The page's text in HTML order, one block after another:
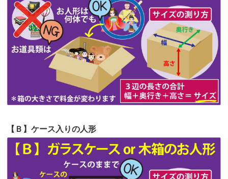
てくださる...
第62回人形供養祭令和5年6月21日(水)
第61回人形供養祭 令和5年5月19日(金)
第60回人形供養祭令和5年3月28日(火)
第59回人形供養祭 令和5年2月10日(金)
第58回人形供養祭令和5年12月21日(水)
第56回人形供養祭 令和4年10月19日(水)
第55回人形供養祭令和4年9月8日(木)
【Ｂ】ケース入りの人形